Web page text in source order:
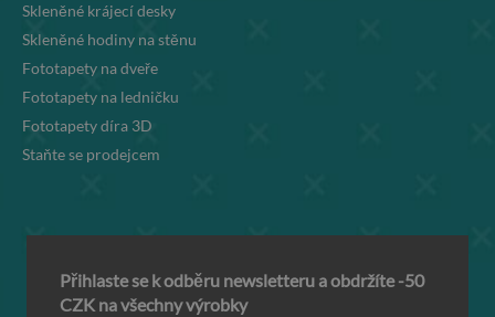
Skleněné krájecí desky
Skleněné hodiny na stěnu
Fototapety na dveře
Fototapety na ledničku
Fototapety díra 3D
Staňte se prodejcem
Přihlaste se k odběru newsletteru a obdržíte -50
CZK na všechny výrobky